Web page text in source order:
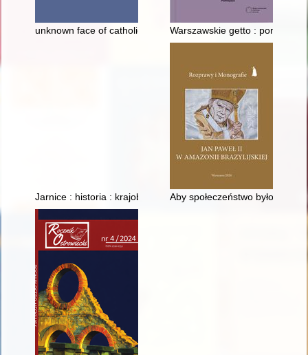
unknown face of catholic-protestant dialogue in Central
Warszawskie getto : pomiejsce
Jarnice : historia : krajobrazy : ludzie : zabytki : legendy
Aby społeczeństwo było